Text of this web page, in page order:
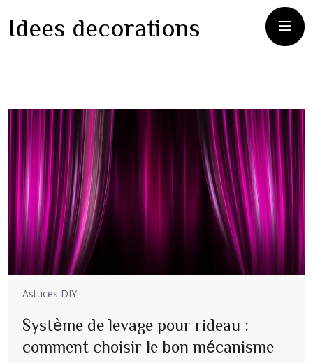
Idees decorations
Astuces DIY
Système de levage pour rideau :
comment choisir le bon mécanisme